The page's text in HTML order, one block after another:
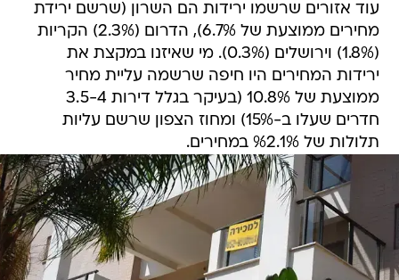
עוד אזורים שרשמו ירידות הם השרון (שרשם ירידת
מחירים ממוצעת של 6.7%), הדרום (2.3%) הקריות
(1.8%) וירושלים (0.3%). מי שאיזנו במקצת את
ירידות המחירים היו חיפה שרשמה עליית מחיר
ממוצעת של 10.8% (בעיקר בגלל דירות 3.5-4
חדרים שעלו ב-15%) ומחוז הצפון שרשם עליות
תלולות של %2.1% במחירים.